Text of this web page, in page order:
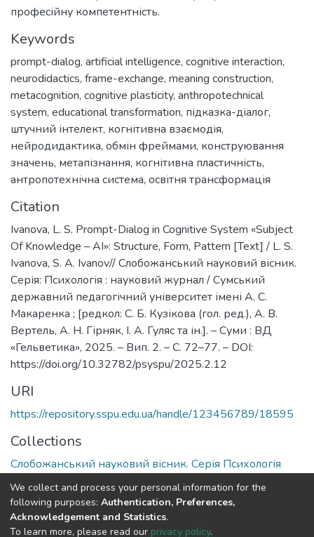
професійну компетентність.
Keywords
prompt-dialog, artificial intelligence, cognitive interaction,
neurodidactics, frame-exchange, meaning construction,
metacognition, cognitive plasticity, anthropotechnical
system, educational transformation, підказка-діалог,
штучний інтелект, когнітивна взаємодія,
нейродидактика, обмін фреймами, конструювання
значень, метапізнання, когнітивна пластичність,
антропотехнічна система, освітня трансформація
Citation
Ivanova, L. S. Prompt-Dialog in Cognitive System «Subject
Of Knowledge – AI»: Structure, Form, Pattern [Text] / L. S.
Ivanova, S. A. Ivanov// Слобожанський науковий вісник.
Серія: Психологія : науковий журнал / Сумський
державний педагогічний університет імені А. С.
Макаренка ; [редкол: С. Б. Кузікова (гол. ред.), А. В.
Вертель, А. Н. Гірняк, І. А. Гуляс та ін.]. – Суми : ВД
«Гельветика», 2025. – Вип. 2. – С. 72–77. – DOI:
https://doi.org/10.32782/psyspu/2025.2.12
URI
https://repository.sspu.edu.ua/handle/123456789/18595
Collections
Слобожанський науковий вісник. Серія Психологія
Full item page Google Scholar
We collect and process your personal information for the
following purposes: Authentication, Preferences,
Acknowledgement and Statistics.
To learn more, please read our privacy policy.